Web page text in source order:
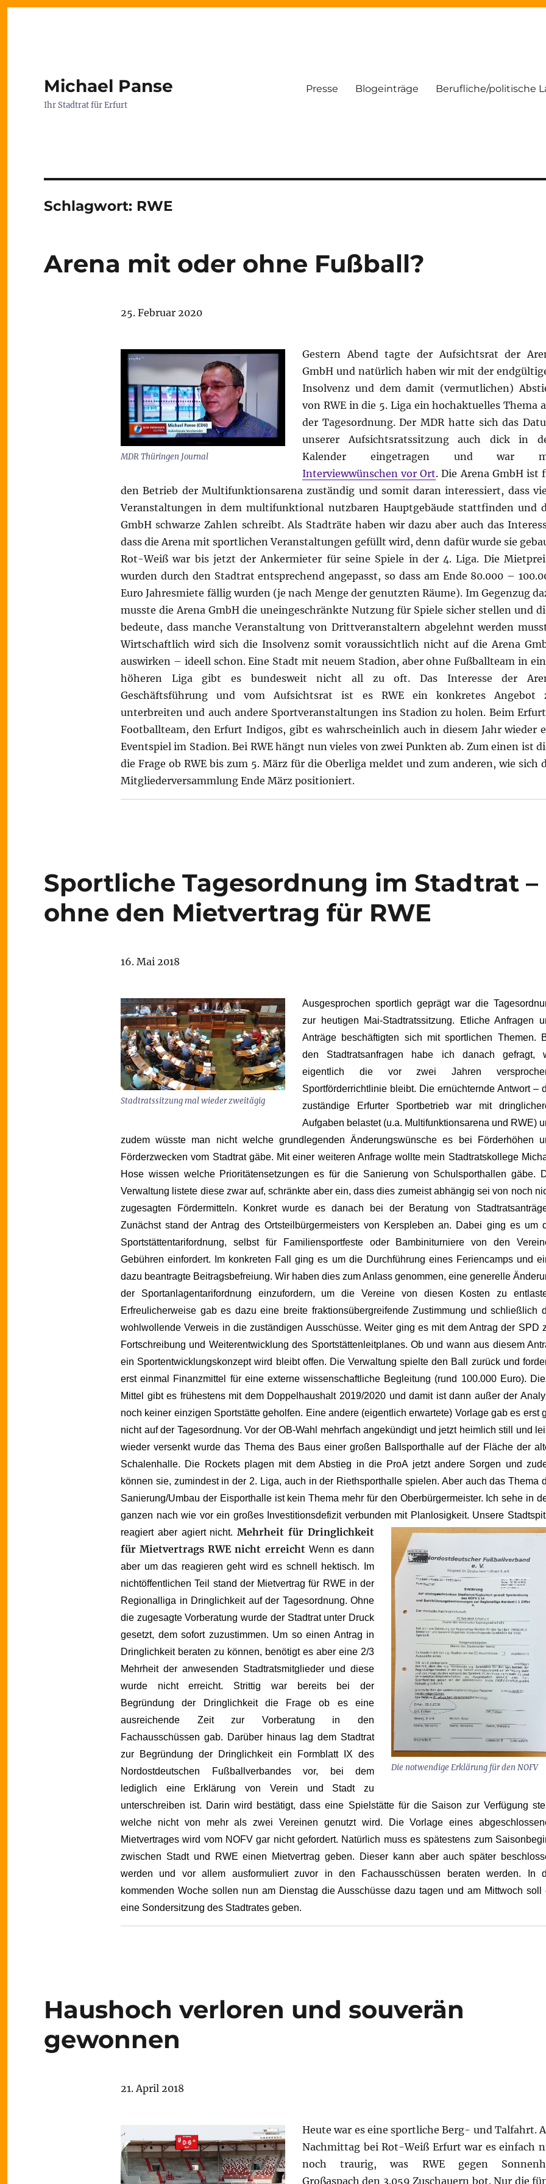
Michael Panse
Ihr Stadtrat für Erfurt
Presse Blogeinträge Berufliche/politische
Schlagwort: RWE
Arena mit oder ohne Fußball?
25. Februar 2020
MDR Thüringen Journal
Gestern Abend tagte der Aufsichtsrat der
GmbH und natürlich haben wir mit der
Insolvenz und dem damit (vermutlichen)
von RWE in die 5. Liga ein hochaktuelles Thema
der Tagesordnung. Der MDR hatte sich das
unserer Aufsichtsratssitzung auch dick in
Kalender eingetragen und war
Interviewwünschen vor Ort. Die Arena GmbH ist
den Betrieb der Multifunktionsarena zuständig und somit daran interessiert, dass
Veranstaltungen in dem multifunktional nutzbaren Hauptgebäude stattfinden und
GmbH schwarze Zahlen schreibt. Als Stadträte haben wir dazu aber auch das
dass die Arena mit sportlichen Veranstaltungen gefüllt wird, denn dafür wurde sie
Rot-Weiß war bis jetzt der Ankermieter für seine Spiele in der 4. Liga. Die
wurden durch den Stadtrat entsprechend angepasst, so dass am Ende 80.000 –
Euro Jahresmiete fällig wurden (je nach Menge der genutzten Räume). Im Gegenzug
musste die Arena GmbH die uneingeschränkte Nutzung für Spiele sicher stellen und
bedeute, dass manche Veranstaltung von Drittveranstaltern abgelehnt werden
Wirtschaftlich wird sich die Insolvenz somit voraussichtlich nicht auf die Arena
auswirken – ideell schon. Eine Stadt mit neuem Stadion, aber ohne Fußballteam in
höheren Liga gibt es bundesweit nicht all zu oft. Das Interesse der
Geschäftsführung und vom Aufsichtsrat ist es RWE ein konkretes Angebot
unterbreiten und auch andere Sportveranstaltungen ins Stadion zu holen. Beim
Footballteam, den Erfurt Indigos, gibt es wahrscheinlich auch in diesem Jahr wieder
Eventspiel im Stadion. Bei RWE hängt nun vieles von zwei Punkten ab. Zum einen ist
die Frage ob RWE bis zum 5. März für die Oberliga meldet und zum anderen, wie sich
Mitgliederversammlung Ende März positioniert.
Sportliche Tagesordnung im Stadtrat –
ohne den Mietvertrag für RWE
16. Mai 2018
Stadtratssitzung mal wieder zweitägig
Ausgesprochen sportlich geprägt war die
zur heutigen Mai-Stadtratssitzung. Etliche Anfragen
Anträge beschäftigten sich mit sportlichen Themen.
den Stadtratsanfragen habe ich danach gefragt,
eigentlich die vor zwei Jahren
Sportförderrichtlinie bleibt. Die ernüchternde Antwort –
zuständige Erfurter Sportbetrieb war mit
Aufgaben belastet (u.a. Multifunktionsarena und RWE)
zudem wüsste man nicht welche grundlegenden Änderungswünsche es bei Förderhöhen
Förderzwecken vom Stadtrat gäbe. Mit einer weiteren Anfrage wollte mein Stadtratskollege
Hose wissen welche Prioritätensetzungen es für die Sanierung von Schulsporthallen gäbe.
Verwaltung listete diese zwar auf, schränkte aber ein, dass dies zumeist abhängig sei von noch
zugesagten Fördermitteln. Konkret wurde es danach bei der Beratung von
Zunächst stand der Antrag des Ortsteilbürgermeisters von Kerspleben an. Dabei ging es um
Sportstättentarifordnung, selbst für Familiensportfeste oder Bambiniturniere von den
Gebühren einfordert. Im konkreten Fall ging es um die Durchführung eines Feriencamps und
dazu beantragte Beitragsbefreiung. Wir haben dies zum Anlass genommen, eine generelle
der Sportanlagentarifordnung einzufordern, um die Vereine von diesen Kosten zu
Erfreulicherweise gab es dazu eine breite fraktionsübergreifende Zustimmung und schließlich
wohlwollende Verweis in die zuständigen Ausschüsse.Weiter ging es mit dem Antrag der SPD
Fortschreibung und Weiterentwicklung des Sportstättenleitplanes. Ob und wann aus diesem
ein Sportentwicklungskonzept wird bleibt offen. Die Verwaltung spielte den Ball zurück und
erst einmal Finanzmittel für eine externe wissenschaftliche Begleitung (rund 100.000 Euro).
Mittel gibt es frühestens mit dem Doppelhaushalt 2019/2020 und damit ist dann außer der
noch keiner einzigen Sportstätte geholfen. Eine andere (eigentlich erwartete) Vorlage gab es erst
nicht auf der Tagesordnung. Vor der OB-Wahl mehrfach angekündigt und jetzt heimlich still und
wieder versenkt wurde das Thema des Baus einer großen Ballsporthalle auf der Fläche der
Schalenhalle. Die Rockets plagen mit dem Abstieg in die ProA jetzt andere Sorgen und
können sie, zumindest in der 2. Liga, auch in der Riethsporthalle spielen. Aber auch das Thema
Sanierung/Umbau der Eisporthalle ist kein Thema mehr für den Oberbürgermeister. Ich sehe in
ganzen nach wie vor ein großes Investitionsdefizit verbunden mit Planlosigkeit. Unsere
reagiert aber agiert nicht.
Die notwendige Erklärung für den NOFV
Mehrheit für Dringlichkeit
für Mietvertrags RWE nicht erreicht Wenn es dann
aber um das reagieren geht wird es schnell hektisch. Im
nichtöffentlichen Teil stand der Mietvertrag für RWE in der
Regionalliga in Dringlichkeit auf der Tagesordnung. Ohne
die zugesagte Vorberatung wurde der Stadtrat unter Druck
gesetzt, dem sofort zuzustimmen. Um so einen Antrag in
Dringlichkeit beraten zu können, benötigt es aber eine 2/3
Mehrheit der anwesenden Stadtratsmitglieder und diese
wurde nicht erreicht. Strittig war bereits bei der
Begründung der Dringlichkeit die Frage ob es eine
ausreichende Zeit zur Vorberatung in den
Fachausschüssen gab. Darüber hinaus lag dem Stadtrat
zur Begründung der Dringlichkeit ein Formblatt IX des
Nordostdeutschen Fußballverbandes vor, bei dem
lediglich eine Erklärung von Verein und Stadt zu
unterschreiben ist. Darin wird bestätigt, dass eine Spielstätte für die Saison zur Verfügung
welche nicht von mehr als zwei Vereinen genutzt wird. Die Vorlage eines
Mietvertrages wird vom NOFV gar nicht gefordert. Natürlich muss es spätestens zum
zwischen Stadt und RWE einen Mietvertrag geben. Dieser kann aber auch später
werden und vor allem ausformuliert zuvor in den Fachausschüssen beraten werden. In
kommenden Woche sollen nun am Dienstag die Ausschüsse dazu tagen und am Mittwoch soll
eine Sondersitzung des Stadtrates geben.
Haushoch verloren und souverän
gewonnen
21. April 2018
Heute war es eine sportliche Berg- und Talfahrt.
Nachmittag bei Rot-Weiß Erfurt war es einfach
noch traurig, was RWE gegen
Großaspach den 3.059 Zuschauern bot. Nur die